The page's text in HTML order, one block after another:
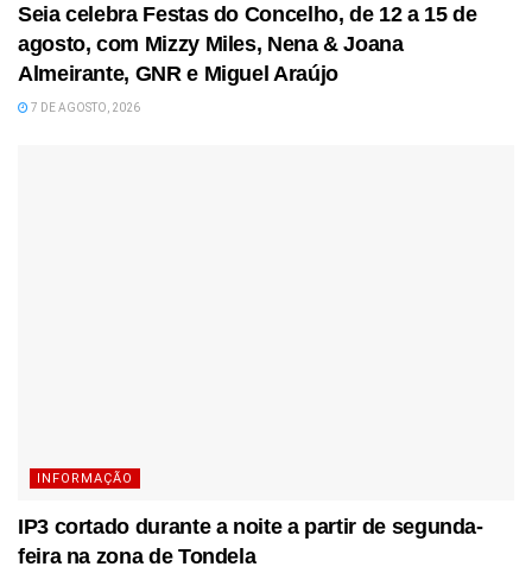
Seia celebra Festas do Concelho, de 12 a 15 de
agosto, com Mizzy Miles, Nena & Joana
Almeirante, GNR e Miguel Araújo
7 DE AGOSTO, 2026
INFORMAÇÃO
IP3 cortado durante a noite a partir de segunda-
feira na zona de Tondela